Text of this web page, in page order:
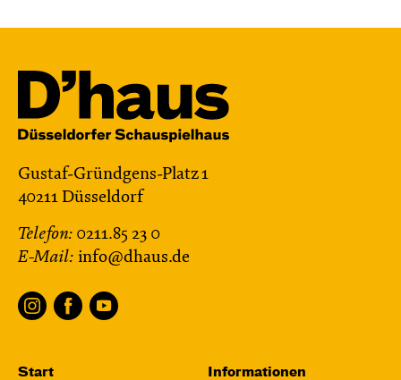
Gustaf-Gründgens-Platz 1
40211 Düsseldorf
Telefon: 0211.85 23 0
E-Mail: info@dhaus.de
Start Informationen